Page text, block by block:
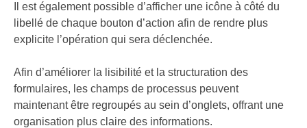
Il est également possible d’afficher une icône à côté du
libellé de chaque bouton d’action afin de rendre plus
explicite l’opération qui sera déclenchée.
Afin d’améliorer la lisibilité et la structuration des
formulaires, les champs de processus peuvent
maintenant être regroupés au sein d’onglets, offrant une
organisation plus claire des informations.